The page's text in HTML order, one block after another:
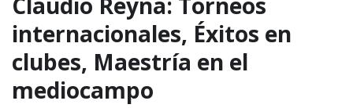
internacionales, Éxitos en
clubes, Maestría en el
mediocampo